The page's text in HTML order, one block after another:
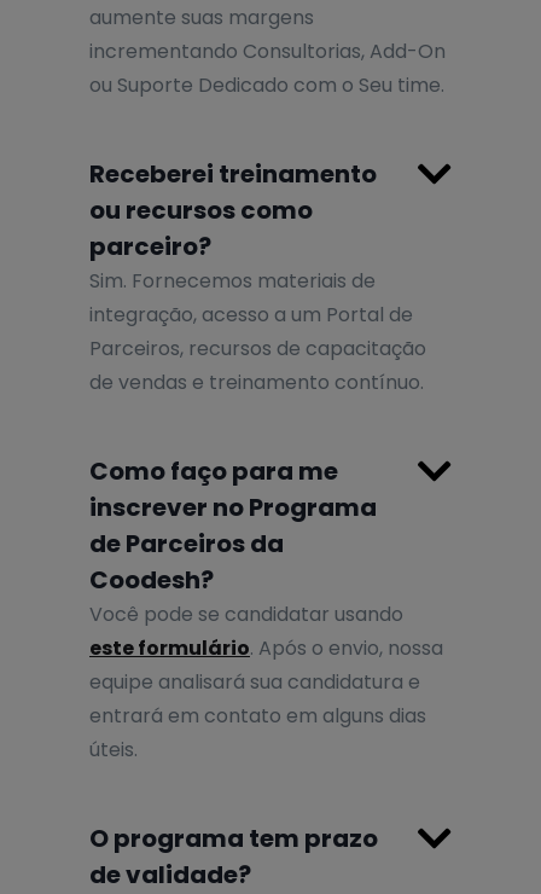
aumente suas margens
incrementando Consultorias, Add-On
ou Suporte Dedicado com o Seu time.
Receberei treinamento
ou recursos como
parceiro?

Sim. Fornecemos materiais de
integração, acesso a um Portal de
Parceiros, recursos de capacitação
de vendas e treinamento contínuo.
Como faço para me
inscrever no Programa
de Parceiros da
Coodesh?

Você pode se candidatar usando
este formulário. Após o envio, nossa
equipe analisará sua candidatura e
entrará em contato em alguns dias
úteis.
O programa tem prazo
de validade?
